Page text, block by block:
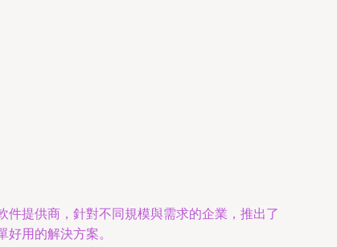
提供商，針對不同規模與需求的企業，推出了
用的解決方案。